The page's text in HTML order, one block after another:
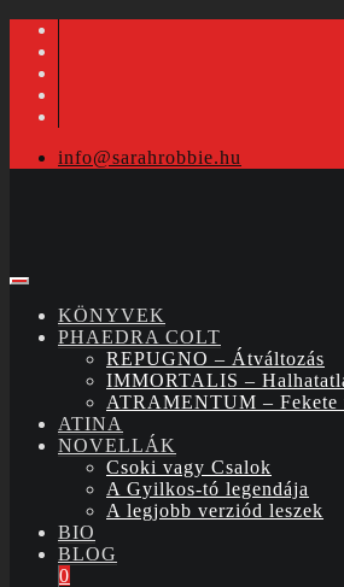
info@sarahrobbie.hu
KÖNYVEK
PHAEDRA COLT
REPUGNO – Átváltozás
IMMORTALIS –
ATRAMENTUM – Fekete
ATINA
NOVELLÁK
Csoki vagy Csalok
A Gyilkos-tó legendája
A legjobb verziód leszek
BIO
BLOG
0